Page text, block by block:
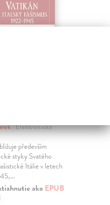
a italský
| Elektronická
především
styky Svatého
Itálie v letech
ako EPUB